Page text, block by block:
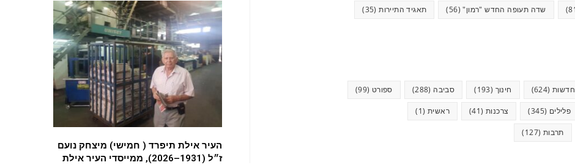
שדה תעופה החדש "רמון"(56) תאגיד התיירות(35)
חדשות(624) חינוך (193) סביבה (288) ספורט (99)
פלילים (345) צרכנות(41) ראשית (1)
תרבות (127)
העיר אילת תיפרד ( חמישי) מיצחק נועם
ז״ל (1931–2026), ממייסדי העיר אילת